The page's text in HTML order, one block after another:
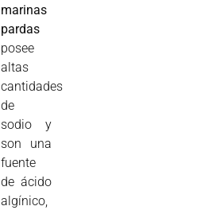
marinas
pardas
posee
altas
cantidades
de
sodio y
son una
fuente
de ácido
algínico,